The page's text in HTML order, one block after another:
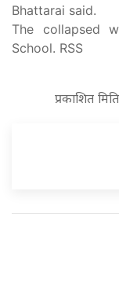
Bhattarai said.
The collapsed
School. RSS
प्रकाशित